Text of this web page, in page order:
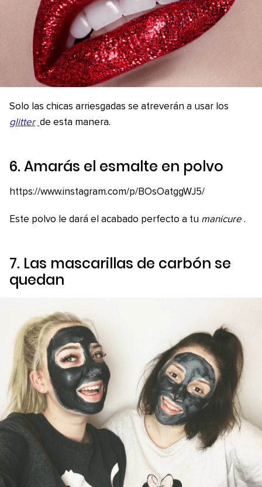
Solo las chicas arriesgadas se atreverán a usar los
glitter de esta manera.
6. Amarás el esmalte en polvo
https://www.instagram.com/p/BOsOatggWJ5/
Este polvo le dará el acabado perfecto a tu manicure .
7. Las mascarillas de carbón se
quedan